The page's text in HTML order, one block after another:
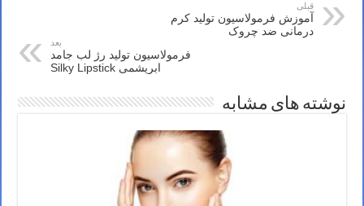
قبلی
آموزش فرمولاسیون تولید کرم
درمانی ضد چروک
بعد
فرمولاسیون تولید رژ لب جامد
ابریشمی Silky Lipstick
نوشته های مشابه